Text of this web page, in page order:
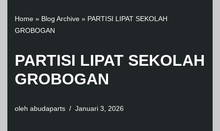
Home » Blog Archive » PARTISI LIPAT SEKOLAH
GROBOGAN
PARTISI LIPAT SEKOLAH
GROBOGAN
oleh abudaparts Januari 3, 2026